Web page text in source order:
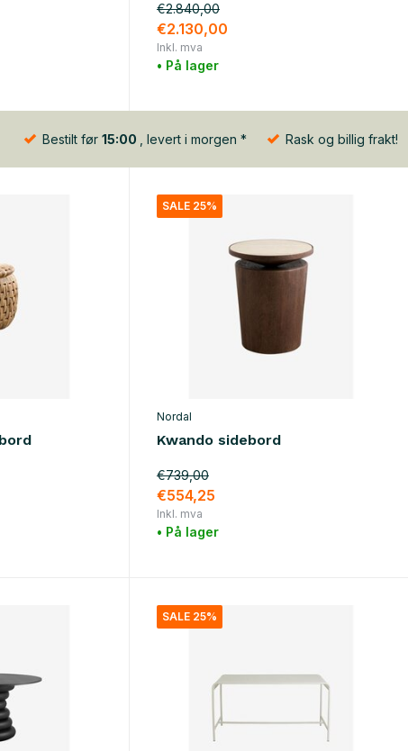
€2.840,00
€2.130,00
Inkl. mva
• På lager
Bestilt før 15:00 , levert i morgen * Rask og billig frakt!
SALE 25%
Nordal
Kwando sidebord
€739,00
€554,25
Inkl. mva
• På lager
SALE 25%